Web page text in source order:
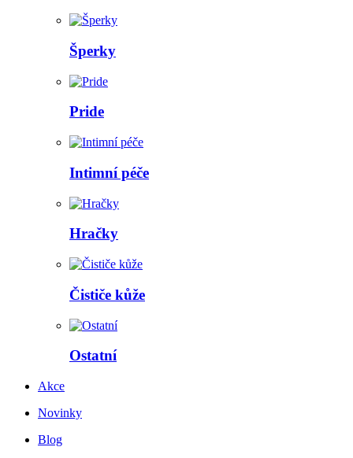
Šperky
Pride
Intimní péče
Hračky
Čističe kůže
Ostatní
Akce
Novinky
Blog